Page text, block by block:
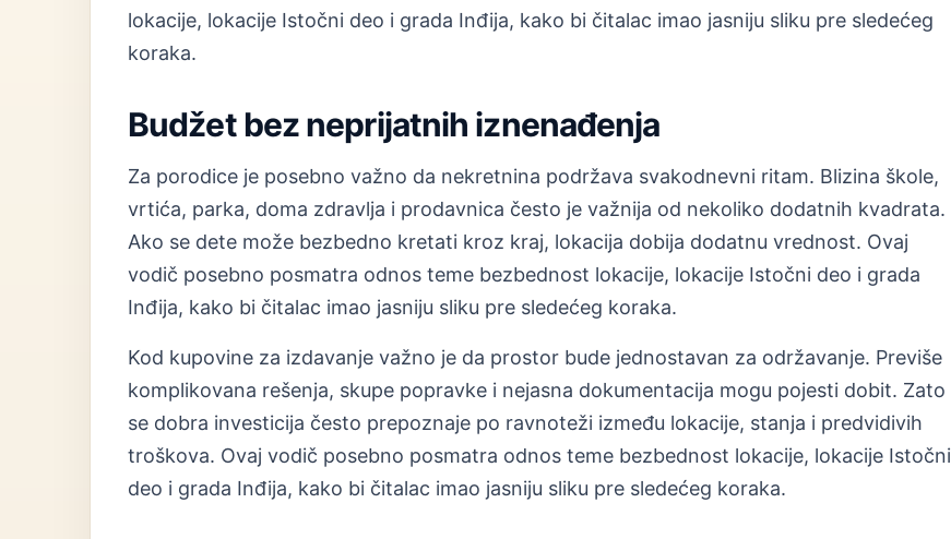
lokacije, lokacije Istočni deo i grada Inđija, kako bi čitalac imao jasniju sliku pre sledećeg
koraka.
Budžet bez neprijatnih iznenađenja
Za porodice je posebno važno da nekretnina podržava svakodnevni ritam. Blizina škole,
vrtića, parka, doma zdravlja i prodavnica često je važnija od nekoliko dodatnih kvadrata.
Ako se dete može bezbedno kretati kroz kraj, lokacija dobija dodatnu vrednost. Ovaj
vodič posebno posmatra odnos teme bezbednost lokacije, lokacije Istočni deo i grada
Inđija, kako bi čitalac imao jasniju sliku pre sledećeg koraka.
Kod kupovine za izdavanje važno je da prostor bude jednostavan za održavanje. Previše
komplikovana rešenja, skupe popravke i nejasna dokumentacija mogu pojesti dobit. Zato
se dobra investicija često prepoznaje po ravnoteži između lokacije, stanja i predvidivih
troškova. Ovaj vodič posebno posmatra odnos teme bezbednost lokacije, lokacije Istočni
deo i grada Inđija, kako bi čitalac imao jasniju sliku pre sledećeg koraka.